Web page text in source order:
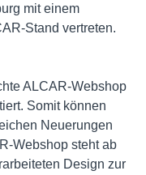
mit einem
Stand vertreten.
ALCAR-Webshop
Somit können
Neuerungen
Webshop steht ab
Design zur